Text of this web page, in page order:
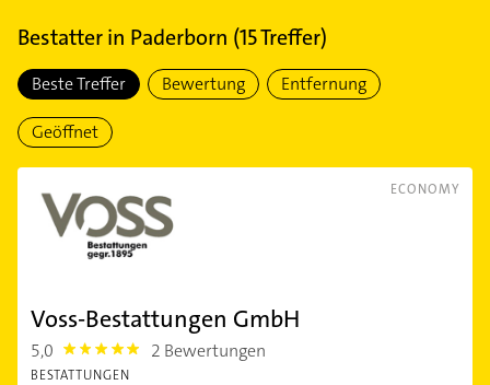
Bestatterin Paderborn (15Treffer)
Beste Treffer Bewertung Entfernung
Geöffnet
ECONOMY
Voss-Bestattungen GmbH
5,0 5.0 2 Bewertungen
BESTATTUNGEN